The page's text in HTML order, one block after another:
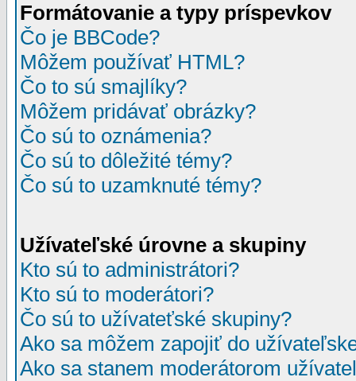
Formátovanie a typy príspevkov
Čo je BBCode?
Môžem používať HTML?
Čo to sú smajlíky?
Môžem pridávať obrázky?
Čo sú to oznámenia?
Čo sú to dôležité témy?
Čo sú to uzamknuté témy?
Užívateľské úrovne a skupiny
Kto sú to administrátori?
Kto sú to moderátori?
Čo sú to užívateťské skupiny?
Ako sa môžem zapojiť do
Ako sa stanem moderátorom